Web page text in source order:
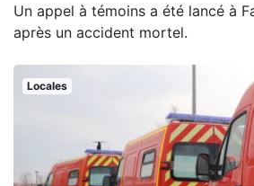
Un appel à témoins a été lancé à
après un accident mortel.
Locales